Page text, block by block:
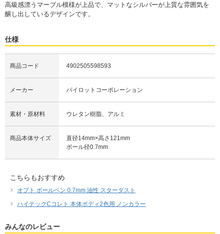
高級感漂うマーブル模様が上品で、マットなシルバーが上質な雰囲気を
醸し出しているデザインです。
仕様
商品コード 4902505598593
メーカー パイロットコーポレーション
素材・原材料 ウレタン樹脂、アルミ
商品本体サイズ
直径14mm×高さ121mm
ボール径0.7mm
こちらもおすすめ
オプト ボールペン 0.7mm 油性 スターダスト
ハイテックCコレト 本体ボディ2色用 ノンカラー
みんなのレビュー